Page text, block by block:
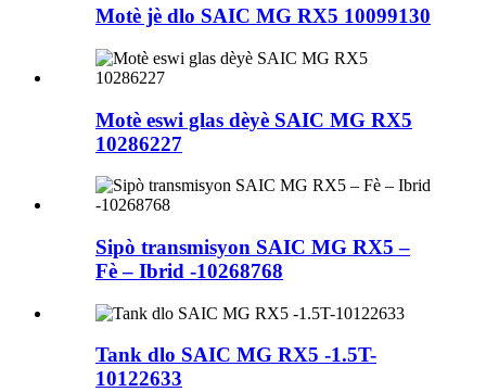
Motè jè dlo SAIC MG RX5 10099130
Motè eswi glas dèyè SAIC MG RX5
10286227
Sipò transmisyon SAIC MG RX5 –
Fè – Ibrid -10268768
Tank dlo SAIC MG RX5 -1.5T-
10122633